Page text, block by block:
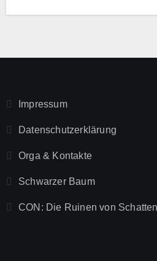
Impressum
Datenschutzerklärung
Orga & Kontakte
Schwarzer Baum
CON: Die Ruinen von